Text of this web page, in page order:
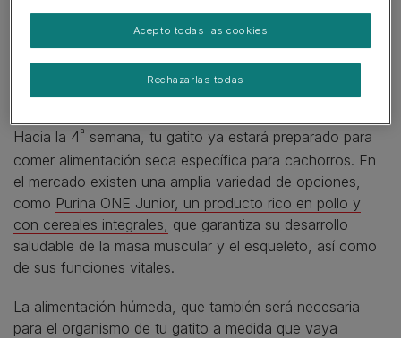
encargarte tú de su alimentación, tendrás que recurrir a
la leche maternizada, administrada vía biberón o jeringa.
Este tipo de leche la encontrarás en centros veterinarios
y tiendas especializadas. En el envase aparece indicada
la forma de preparación, cantidad y número de tomas.
Hacia la 4ª semana, tu gatito ya estará preparado para
comer alimentación seca específica para cachorros. En
el mercado existen una amplia variedad de opciones,
como Purina ONE Junior, un producto rico en pollo y
con cereales integrales, que garantiza su desarrollo
saludable de la masa muscular y el esqueleto, así como
de sus funciones vitales.
La alimentación húmeda, que también será necesaria
para el organismo de tu gatito a medida que vaya
Rechazarlas todas
Acepto todas las cookies